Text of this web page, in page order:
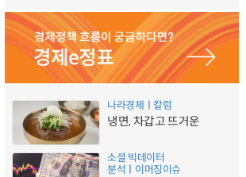
나라경제ㅣ칼럼
냉면, 차갑고 뜨거운
소셜 빅데이터
분석ㅣ이머징이슈